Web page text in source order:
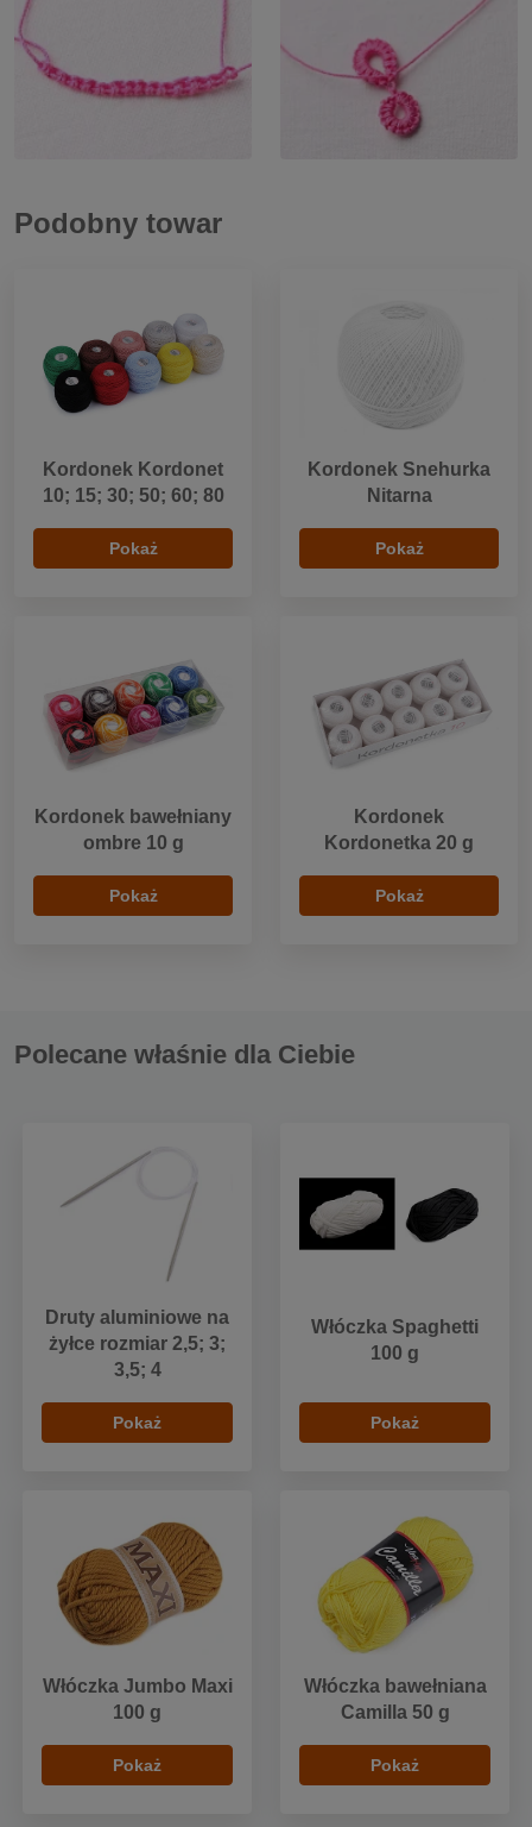
Podobny towar
Kordonek Kordonet
10; 15; 30; 50; 60; 80
Pokaż
Kordonek Snehurka
Nitarna
Pokaż
Kordonek bawełniany
ombre 10 g
Pokaż
Kordonek
Kordonetka 20 g
Pokaż
Polecane właśnie dla Ciebie
Druty aluminiowe na
żyłce rozmiar 2,5; 3;
3,5; 4
Pokaż
Włóczka Spaghetti
100 g
Pokaż
Włóczka Jumbo Maxi
100 g
Pokaż
Włóczka bawełniana
Camilla 50 g
Pokaż